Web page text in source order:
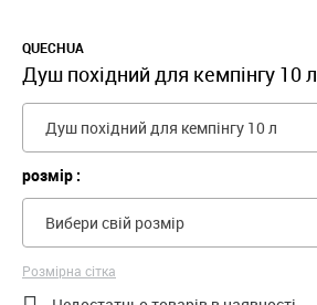
QUECHUA
Душ похідний для кемпінгу 10 л
Душ похідний для кемпінгу 10 л
розмір :
Вибери свій розмір
Розмірна сітка